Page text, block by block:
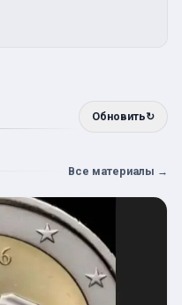
Обновить↻
Все материалы →